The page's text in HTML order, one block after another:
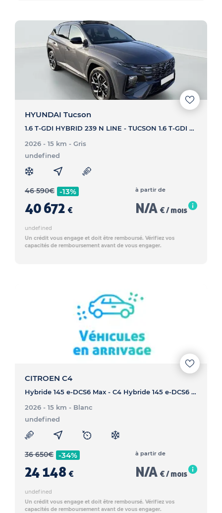
HYUNDAI Tucson
1.6 T-GDI HYBRID 239 N LINE - TUCSON 1.6 T-GDI HYBRID 239 N LINE
2026 - 15 km - Gris
undefined
46 590€ -13%
40 672 €
à partir de
N/A € / mois
undefined
Un crédit vous engage et doit être remboursé. Vérifiez vos
capacités de remboursement avant de vous engager.
CITROEN C4
Hybride 145 e-DCS6 Max - C4 Hybride 145 e-DCS6 Max
2026 - 15 km - Blanc
undefined
36 650€ -34%
24 148 €
à partir de
N/A € / mois
undefined
Un crédit vous engage et doit être remboursé. Vérifiez vos
capacités de remboursement avant de vous engager.